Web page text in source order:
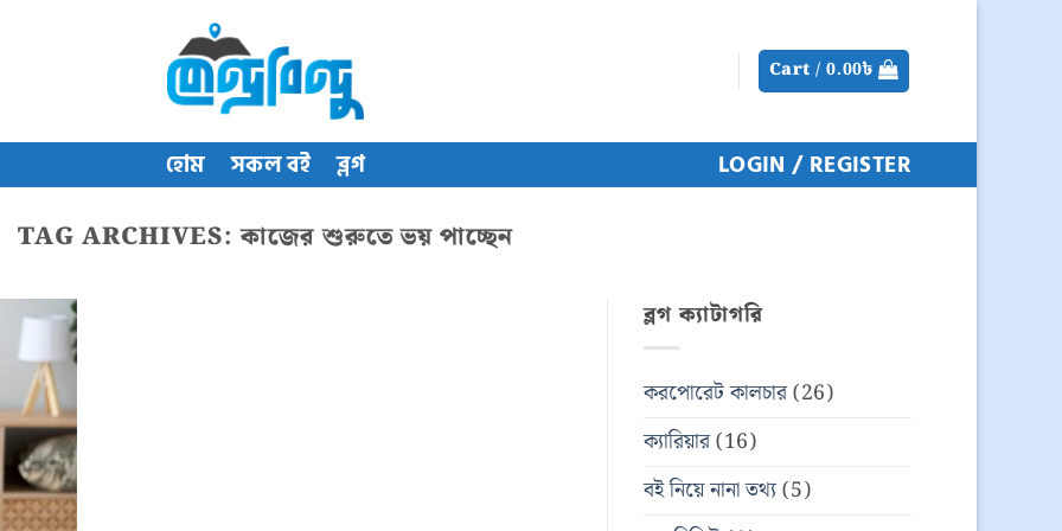
Cart / 0.00৳
হোম সকল বই ব্লগ
LOGIN / REGISTER
TAG ARCHIVES:কাজের শুরুতে ভয় পাচ্ছেন
ব্লগ ক্যাটাগরি
করপোরেট কালচার(26)
ক্যারিয়ার(16)
বই নিয়ে নানা তথ্য(5)